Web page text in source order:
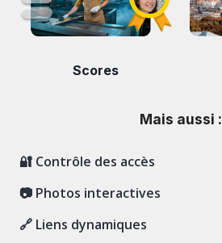
Scores
Mais aussi :
🔐 Contrôle des accès
📷 Photos interactives
🔗 Liens dynamiques